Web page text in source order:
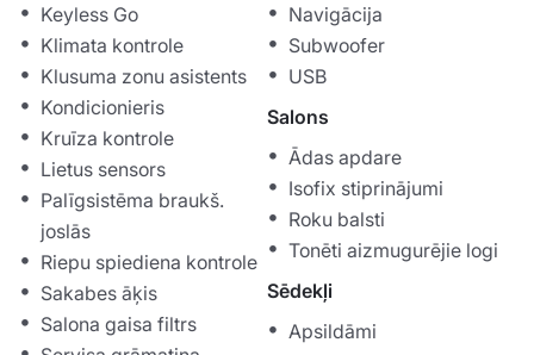
Keyless Go
Klimata kontrole
Klusuma zonu asistents
Kondicionieris
Kruīza kontrole
Lietus sensors
Palīgsistēma braukš.
joslās
Riepu spiediena kontrole
Sakabes āķis
Salona gaisa filtrs
Navigācija
Subwoofer
USB
Salons
Ādas apdare
Isofix stiprinājumi
Roku balsti
Tonēti aizmugurējie logi
Sēdekļi
Apsildāmi